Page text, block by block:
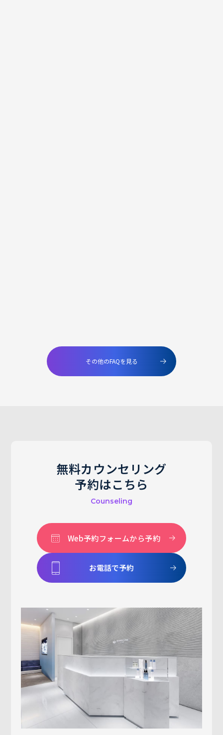
その他のFAQを見る
無料カウンセリング
予約はこちら
Counseling
Web予約フォームから予約
お電話で予約